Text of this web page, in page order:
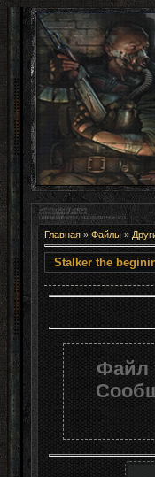
Главная» Файлы»
Stalker
Файл